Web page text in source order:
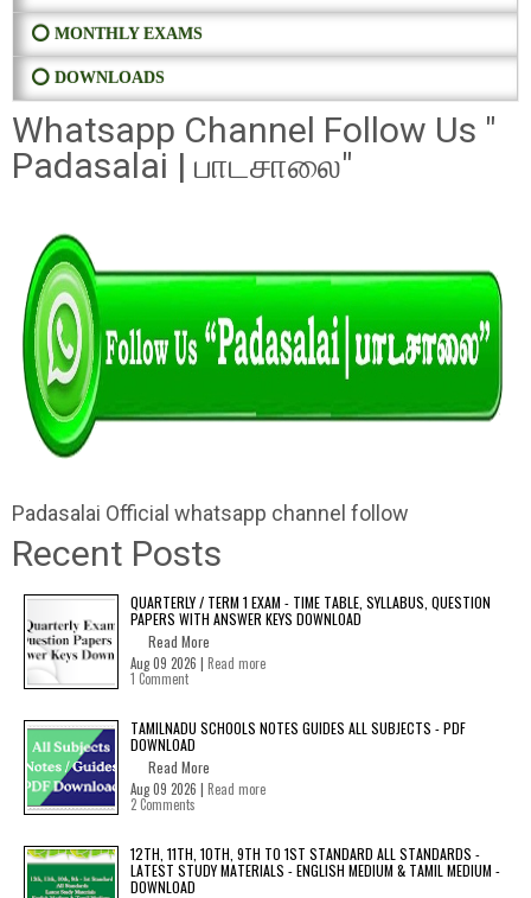
⭕ MONTHLY EXAMS
⭕ DOWNLOADS
Whatsapp Channel Follow Us "
Padasalai | பாடசாலை"
Padasalai Official whatsapp channel follow
Recent Posts
QUARTERLY / TERM 1 EXAM - TIME TABLE, SYLLABUS, QUESTION
PAPERS WITH ANSWER KEYS DOWNLOAD
Read More
Aug 09 2026 | Read more
1 Comment
TAMILNADU SCHOOLS NOTES GUIDES ALL SUBJECTS - PDF
DOWNLOAD
Read More
Aug 09 2026 | Read more
2 Comments
12TH, 11TH, 10TH, 9TH TO 1ST STANDARD ALL STANDARDS -
LATEST STUDY MATERIALS - ENGLISH MEDIUM & TAMIL MEDIUM -
DOWNLOAD